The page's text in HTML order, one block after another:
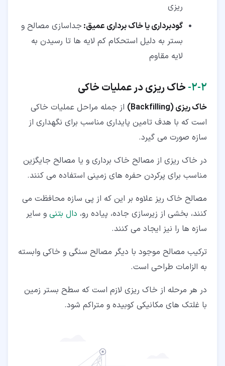
ریزی
گودبرداری یا خاک برداری عمیق: جداسازی مصالح و
بستر به دلیل استحکام کم لایه ها تا رسیدن به
لایه مقاوم
۲‏-‏۲‏- خاک ریزی در عملیات خاکی
خاک ریزی (Backfilling)
از جمله مراحل عملیات خاکی
است که با هدف تامین پایداری مناسب برای نگهداری از
سازه صورت می گیرد.
در خاک ریزی از مصالح خاک برداری و یا مصالح جایگزین
مناسب برای پرکردن حفره های زمینی استفاده می کنند.
مصالح خاک ریز علاوه بر این که از پی سازه محافظت می
کنند، بخشی از زیرسازی جاده، پیاده رو، دال بتنی و سایر
سازه ها را نیز ایجاد می کنند.
ترکیب مصالح موجود با دیگر مصالح سنگی و خاکی وابسته
به الزامات طراحی است.
در هر مرحله از خاک ریزی لازم است که سطح بستر زمین
با غلتک های مکانیکی کوبیده و متراکم شود.